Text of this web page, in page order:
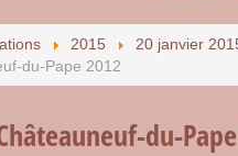
2015
20 janvier
du-Pape 2012
du-